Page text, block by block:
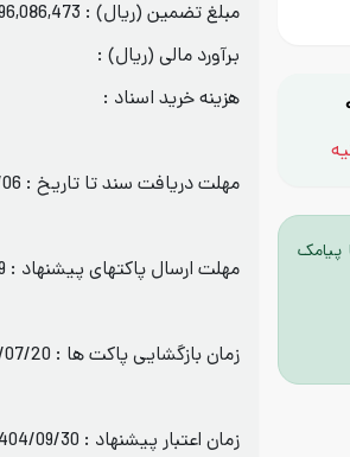
پیامک
مبلغ تضمین (ریال) : 23,896,086,473
برآورد مالی (ریال) :
هزینه خرید اسناد :
مهلت دریافت سند تا تاریخ : 1404/07/06 و ساعت : 15:00
مهلت ارسال پاکتهای پیشنهاد : 1404/07/19 و ساعت : 15:00
زمان بازگشایی پاکت ها : 1404/07/20 و ساعت : 08:00
زمان اعتبار پیشنهاد : 1404/09/30 و ساعت : 08:00